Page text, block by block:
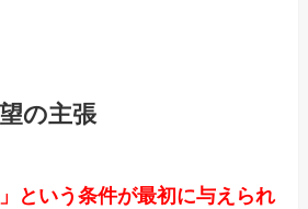
の主張
という条件が最初に与えられ